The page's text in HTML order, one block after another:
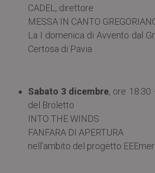
CADEL, direttore
MESSA IN CANTO
La I domenica di Avvento dal
Certosa di Pavia
Sabato 3 dicembre, ore 18:30
del Broletto
INTO THE WINDS
FANFARA DI APERTURA
nell’ambito del progetto